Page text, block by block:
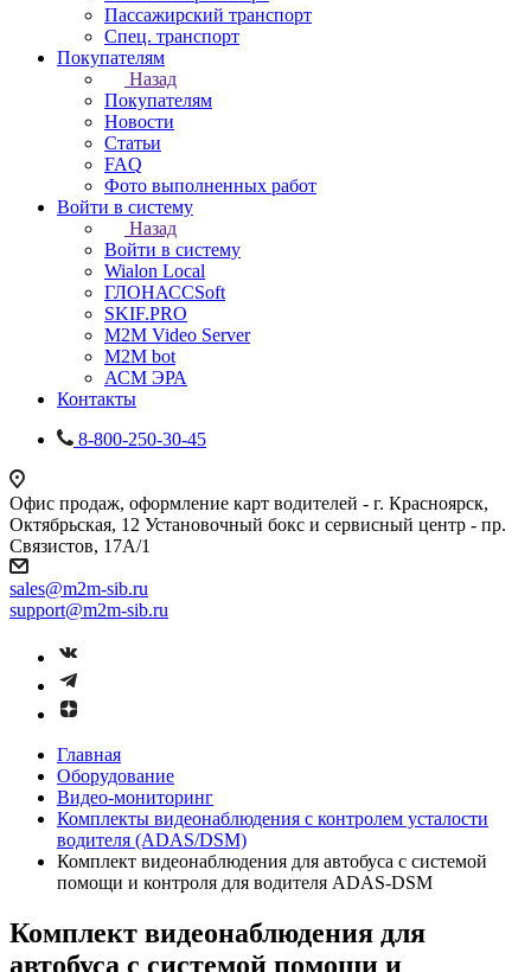
Пассажирский транспорт
Спец. транспорт
Покупателям
Назад
Покупателям
Новости
Статьи
FAQ
Фото выполненных работ
Войти в систему
Назад
Войти в систему
Wialon Local
ГЛОНАССSoft
SKIF.PRO
M2M Video Server
М2М bot
АСМ ЭРА
Контакты
8-800-250-30-45
Офис продаж, оформление карт водителей - г. Красноярск,
Октябрьская, 12 Установочный бокс и сервисный центр - пр.
Связистов, 17А/1
sales@m2m-sib.ru
support@m2m-sib.ru
Главная
Оборудование
Видео-мониторинг
Комплекты видеонаблюдения с контролем усталости
водителя (ADAS/DSM)
Комплект видеонаблюдения для автобуса с системой
помощи и контроля для водителя ADAS-DSM
Комплект видеонаблюдения для
автобуса с системой помощи и